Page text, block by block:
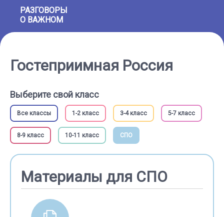
РАЗГОВОРЫ
О ВАЖНОМ
Гостеприимная Россия
Выберите свой класс
Все классы 1-2 класс 3-4 класс 5-7 класс
8-9 класс 10-11 класс СПО
Материалы для СПО